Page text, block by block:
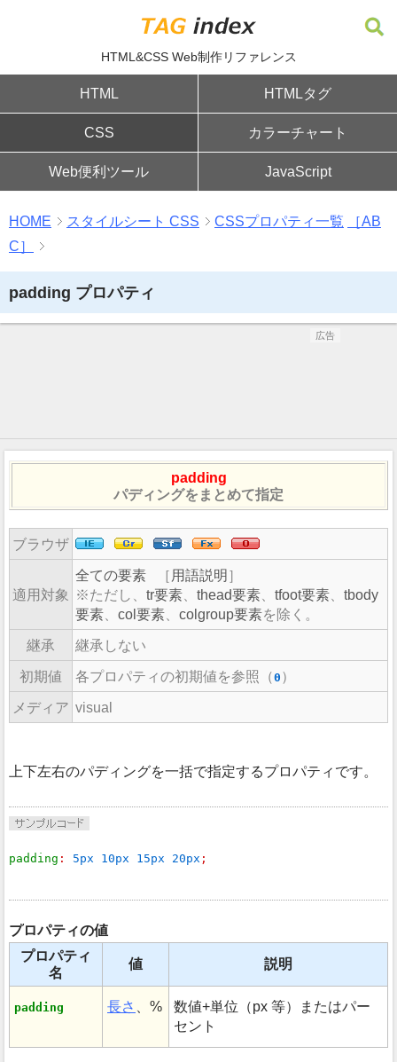
HTML&CSS Web制作リファレンス
HTML HTMLタグ
CSS カラーチャート
Web便利ツール JavaScript
HOME スタイルシート CSS CSSプロパティ一覧
［AB
C］
padding プロパティ
広告
padding
パディングをまとめて指定
ブラウザ
適用対象
全ての要素 ［ 用語説明 ］
ただし、 tr要素 thead要素 tfoot要素
tbody
要素
col要素 colgroup要素を除く。
継承 継承しない
初期値 各プロパティの初期値を参照（0 ）
メディア visual
上下左右のパディングを一括で指定するプロパティです。
padding : 5px 10px 15px 20px ;
プロパティの値
プロパティ
名
値 説明
padding 長さ 、%
数値+単位（px 等）またはパー
セント